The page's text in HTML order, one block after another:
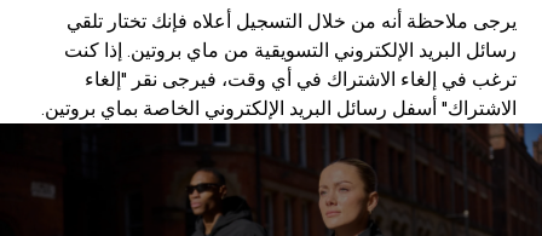
يرجى ملاحظة أنه من خلال التسجيل أعلاه فإنك تختار تلقي
رسائل البريد الإلكتروني التسويقية من ماي بروتين. إذا كنت
ترغب في إلغاء الاشتراك في أي وقت، فيرجى نقر "إلغاء
الاشتراك" أسفل رسائل البريد الإلكتروني الخاصة بماي بروتين.